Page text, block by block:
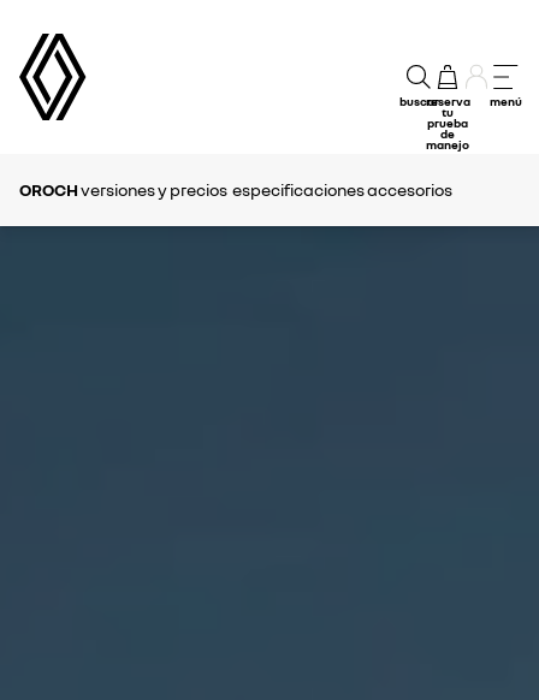
buscarreserva
tu
prueba
de
manejo
menú
OROCHversiones y precios especificacionesaccesorios